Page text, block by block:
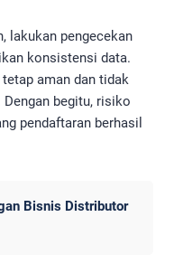
lakukan pengecekan
konsistensi data.
aman dan tidak
begitu, risiko
pendaftaran berhasil
Bisnis Distributor